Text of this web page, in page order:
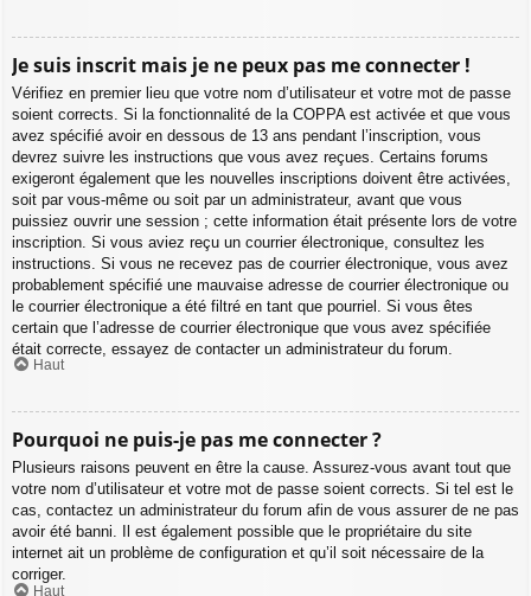
Je suis inscrit mais je ne peux pas me connecter !
Vérifiez en premier lieu que votre nom d’utilisateur et votre mot de passe
soient corrects. Si la fonctionnalité de la COPPA est activée et que vous
avez spécifié avoir en dessous de 13 ans pendant l’inscription, vous
devrez suivre les instructions que vous avez reçues. Certains forums
exigeront également que les nouvelles inscriptions doivent être activées,
soit par vous-même ou soit par un administrateur, avant que vous
puissiez ouvrir une session ; cette information était présente lors de votre
inscription. Si vous aviez reçu un courrier électronique, consultez les
instructions. Si vous ne recevez pas de courrier électronique, vous avez
probablement spécifié une mauvaise adresse de courrier électronique ou
le courrier électronique a été filtré en tant que pourriel. Si vous êtes
certain que l’adresse de courrier électronique que vous avez spécifiée
était correcte, essayez de contacter un administrateur du forum.
Haut
Pourquoi ne puis-je pas me connecter ?
Plusieurs raisons peuvent en être la cause. Assurez-vous avant tout que
votre nom d’utilisateur et votre mot de passe soient corrects. Si tel est le
cas, contactez un administrateur du forum afin de vous assurer de ne pas
avoir été banni. Il est également possible que le propriétaire du site
internet ait un problème de configuration et qu’il soit nécessaire de la
corriger.
Haut